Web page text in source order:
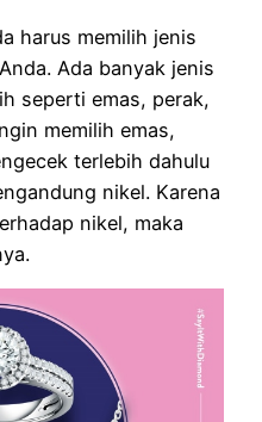
harus memilih jenis
Ada banyak jenis
seperti emas, perak,
memilih emas,
terlebih dahulu
nikel. Karena
nikel, maka